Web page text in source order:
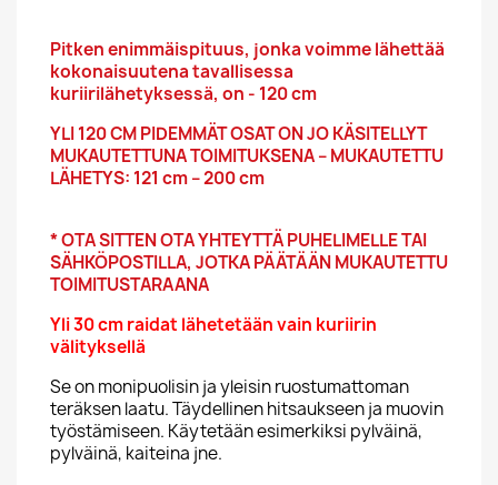
Pitken enimmäispituus, jonka voimme lähettää
kokonaisuutena tavallisessa
kuriirilähetyksessä, on - 120 cm
YLI 120 CM PIDEMMÄT OSAT ON JO KÄSITELLYT
MUKAUTETTUNA TOIMITUKSENA – MUKAUTETTU
LÄHETYS: 121 cm – 200 cm
* OTA SITTEN OTA YHTEYTTÄ PUHELIMELLE TAI
SÄHKÖPOSTILLA, JOTKA PÄÄTÄÄN MUKAUTETTU
TOIMITUSTARAANA
Yli 30 cm raidat lähetetään vain kuriirin
välityksellä
Se on monipuolisin ja yleisin ruostumattoman
teräksen laatu. Täydellinen hitsaukseen ja muovin
työstämiseen. Käytetään esimerkiksi pylväinä,
pylväinä, kaiteina jne.